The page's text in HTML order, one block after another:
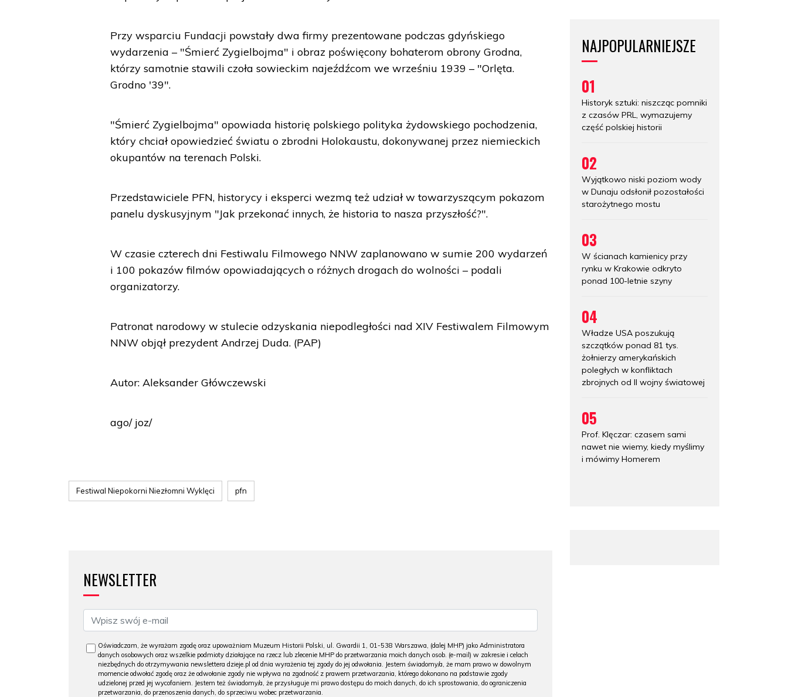
Przy wsparciu Fundacji powstały dwa firmy prezentowane podczas gdyńskiego
wydarzenia – "Śmierć Zygielbojma" i obraz poświęcony bohaterom obrony Grodna,
którzy samotnie stawili czoła sowieckim najeźdźcom we wrześniu 1939 – "Orlęta.
Grodno '39".
"Śmierć Zygielbojma" opowiada historię polskiego polityka żydowskiego pochodzenia,
który chciał opowiedzieć światu o zbrodni Holokaustu, dokonywanej przez niemieckich
okupantów na terenach Polski.
Przedstawiciele PFN, historycy i eksperci wezmą też udział w towarzyszącym pokazom
panelu dyskusyjnym "Jak przekonać innych, że historia to nasza przyszłość?".
W czasie czterech dni Festiwalu Filmowego NNW zaplanowano w sumie 200 wydarzeń
i 100 pokazów filmów opowiadających o różnych drogach do wolności – podali
organizatorzy.
Patronat narodowy w stulecie odzyskania niepodległości nad XIV Festiwalem Filmowym
NNW objął prezydent Andrzej Duda. (PAP)
Autor: Aleksander Główczewski
ago/ joz/
Festiwal Niepokorni Niezłomni Wyklęci pfn
NEWSLETTER
Oświadczam, że wyrażam zgodę oraz upoważniam Muzeum Historii Polski, ul. Gwardii 1, 01-538 Warszawa, (dalej MHP) jako Administratora
danych osobowych oraz wszelkie podmioty działające na rzecz lub zlecenie MHP do przetwarzania moich danych osob. (e-mail) w zakresie i celach
niezbędnych do otrzymywania newslettera dzieje.pl od dnia wyrażenia tej zgody do jej odwołania. Jestem świadomy/a, że mam prawo w dowolnym
momencie odwołać zgodę oraz że odwołanie zgody nie wpływa na zgodność z prawem przetwarzania, którego dokonano na podstawie zgody
udzielonej przed jej wycofaniem. Jestem też świadomy/a, że przysługuje mi prawo dostępu do moich danych, do ich sprostowania, do ograniczenia
przetwarzania, do przenoszenia danych, do sprzeciwu wobec przetwarzania.
NAJPOPULARNIEJSZE
01
Historyk sztuki: niszcząc pomniki
z czasów PRL, wymazujemy
część polskiej historii
02
Wyjątkowo niski poziom wody
w Dunaju odsłonił pozostałości
starożytnego mostu
03
W ścianach kamienicy przy
rynku w Krakowie odkryto
ponad 100-letnie szyny
04
Władze USA poszukują
szczątków ponad 81 tys.
żołnierzy amerykańskich
poległych w konfliktach
zbrojnych od II wojny światowej
05
Prof. Klęczar: czasem sami
nawet nie wiemy, kiedy myślimy
i mówimy Homerem